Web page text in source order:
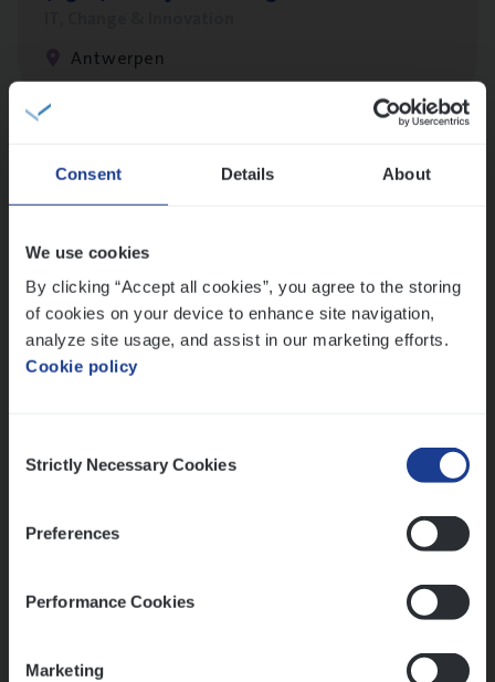
Consent Details About
We use cookies
By clicking “Accept all cookies”, you agree to the storing
of cookies on your device to enhance site navigation,
analyze site usage, and assist in our marketing efforts.
Cookie policy
Selection
Strictly Necessary Cookies
Preferences
Performance Cookies
Marketing
Antwerpen
Lees onze verhalen
Meer dan collega’s: hoe Julie en Aurélie elkaar
Mathias houdt van diepgaande dossiers én droge
humor
Thalia zoekt graag oplossingen, in games én op het
werk
Ons sollicitatieproces